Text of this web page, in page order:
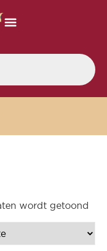
0
wordt getoond